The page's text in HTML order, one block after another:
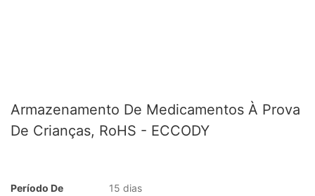
Armazenamento De Medicamentos À Prova
De Crianças, RoHS - ECCODY
Período De
15 dias